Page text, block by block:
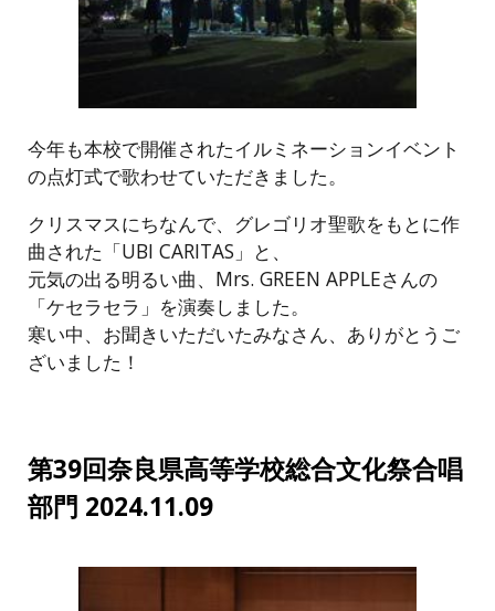
今年も本校で開催されたイルミネーションイベント
の点灯式で歌わせていただきました。
クリスマスにちなんで、グレゴリオ聖歌をもとに作
曲された「UBI CARITAS」と、
元気の出る明るい曲、Mrs. GREEN APPLEさんの
「ケセラセラ」を演奏しました。
寒い中、お聞きいただいたみなさん、ありがとうご
ざいました！
第39回奈良県高等学校総合文化祭合唱
部門 2024.11.09